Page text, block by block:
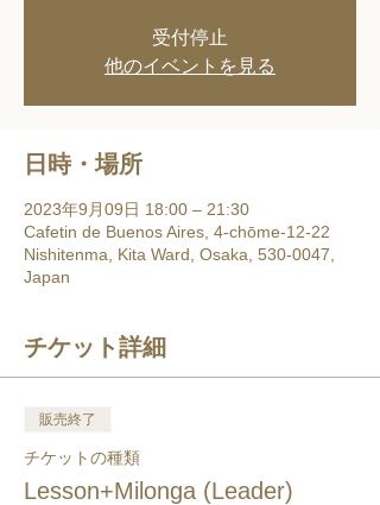
受付停止
他のイベントを見る
日時・場所
2023年9月09日 18:00 – 21:30
Cafetin de Buenos Aires, 4-chōme-12-22
Nishitenma, Kita Ward, Osaka, 530-0047,
Japan
チケット詳細
販売終了
チケットの種類
Lesson+Milonga (Leader)